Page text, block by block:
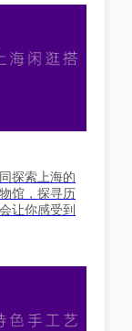
探索上海的
馆，探寻历
让你感受到